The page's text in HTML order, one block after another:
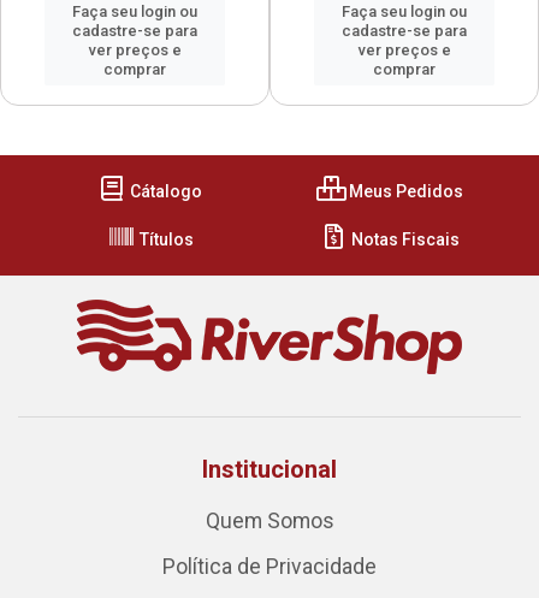
Faça seu login ou
cadastre-se para
ver preços e
comprar
Faça seu login ou
cadastre-se para
ver preços e
comprar
Cátalogo Meus Pedidos
Títulos Notas Fiscais
Institucional
Quem Somos
Política de Privacidade